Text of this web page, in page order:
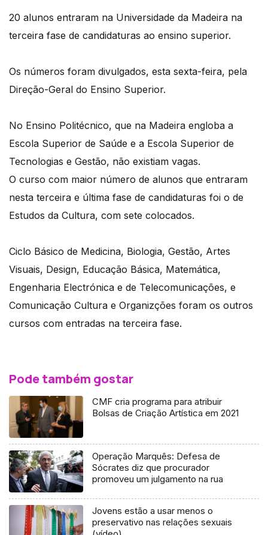
20 alunos entraram na Universidade da Madeira na
terceira fase de candidaturas ao ensino superior.
Os números foram divulgados, esta sexta-feira, pela
Direção-Geral do Ensino Superior.
No Ensino Politécnico, que na Madeira engloba a
Escola Superior de Saúde e a Escola Superior de
Tecnologias e Gestão, não existiam vagas.
O curso com maior número de alunos que entraram
nesta terceira e última fase de candidaturas foi o de
Estudos da Cultura, com sete colocados.
Ciclo Básico de Medicina, Biologia, Gestão, Artes
Visuais, Design, Educação Básica, Matemática,
Engenharia Electrónica e de Telecomunicações, e
Comunicação Cultura e Organizções foram os outros
cursos com entradas na terceira fase.
Pode também gostar
CMF cria programa para atribuir
Bolsas de Criação Artística em 2021
Operação Marquês: Defesa de
Sócrates diz que procurador
promoveu um julgamento na rua
Jovens estão a usar menos o
preservativo nas relações sexuais